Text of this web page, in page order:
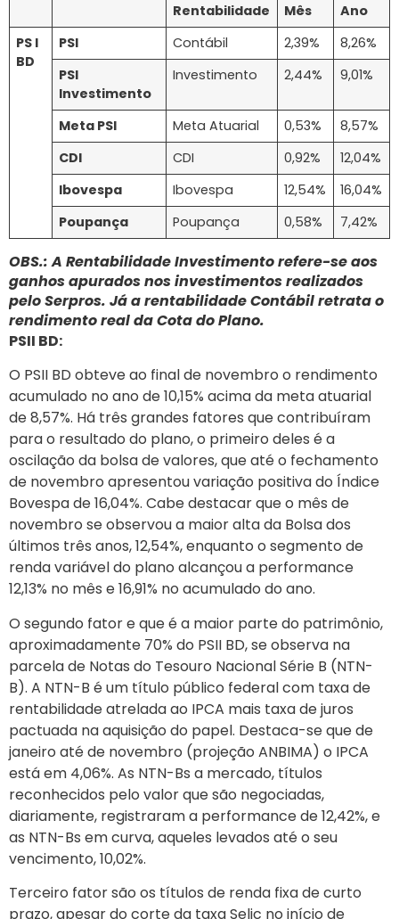
Rentabilidade Mês
Ano
PS I
BD
PSI Contábil 2,39%
8,26%
PSI
Investimento
Investimento 2,44% 9,01%
Meta PSI Meta Atuarial 0,53%
8,57%
CDI
CDI 0,92%
12,04%
Ibovespa
Ibovespa 12,54%
16,04%
Poupança
Poupança 0,58% 7,42%
OBS.: A Rentabilidade Investimento refere-se aos
ganhos apurados nos investimentos realizados
pelo Serpros. Já a rentabilidade Contábil retrata o
rendimento real da Cota do Plano.
PSII BD:
O PSII BD obteve ao final de novembro o rendimento
acumulado no ano de 10,15% acima da meta atuarial
de 8,57%. Há três grandes fatores que contribuíram
para o resultado do plano, o primeiro deles é a
oscilação da bolsa de valores, que até o fechamento
de novembro apresentou variação positiva do Índice
Bovespa de 16,04%. Cabe destacar que o mês de
novembro se observou a maior alta da Bolsa dos
últimos três anos, 12,54%, enquanto o segmento de
renda variável do plano alcançou a performance
12,13% no mês e 16,91% no acumulado do ano.
O segundo fator e que é a maior parte do patrimônio,
aproximadamente 70% do PSII BD, se observa na
parcela de Notas do Tesouro Nacional Série B (NTN-
B). A NTN-B é um título público federal com taxa de
rentabilidade atrelada ao IPCA mais taxa de juros
pactuada na aquisição do papel. Destaca-se que de
janeiro até de novembro (projeção ANBIMA) o IPCA
está em 4,06%. As NTN-Bs a mercado, títulos
reconhecidos pelo valor que são negociadas,
diariamente, registraram a performance de 12,42%, e
as NTN-Bs em curva, aqueles levados até o seu
vencimento, 10,02%.
Terceiro fator são os títulos de renda fixa de curto
prazo, apesar do corte da taxa Selic no início de